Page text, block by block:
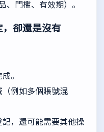
、門檻、有效期）。
，卻還是沒有
。
例如多個賬號混
，還可能需要其他操